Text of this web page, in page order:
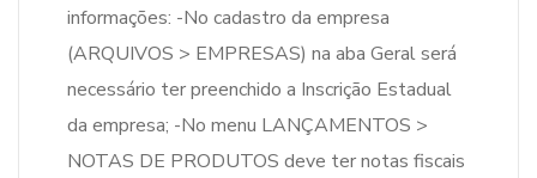
informações: -No cadastro da empresa
(ARQUIVOS > EMPRESAS) na aba Geral será
necessário ter preenchido a Inscrição Estadual
da empresa; -No menu LANÇAMENTOS >
NOTAS DE PRODUTOS deve ter notas fiscais